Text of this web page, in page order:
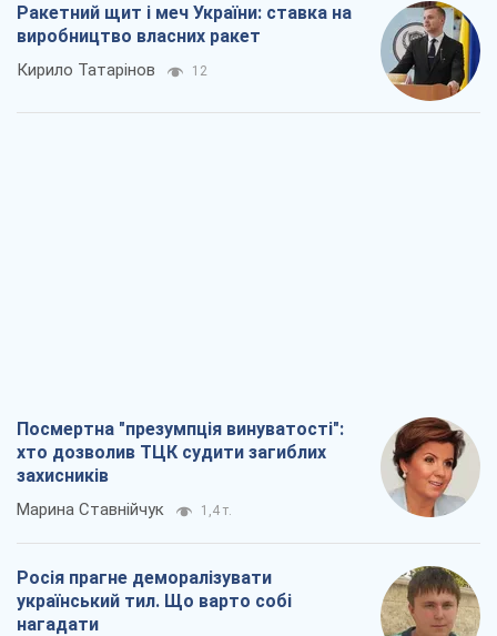
Ракетний щит і меч України: ставка на
виробництво власних ракет
Кирило Татарінов 12
Посмертна "презумпція винуватості":
хто дозволив ТЦК судити загиблих
захисників
Марина Ставнійчук 1,4 т.
Росія прагне деморалізувати
український тил. Що варто собі
нагадати